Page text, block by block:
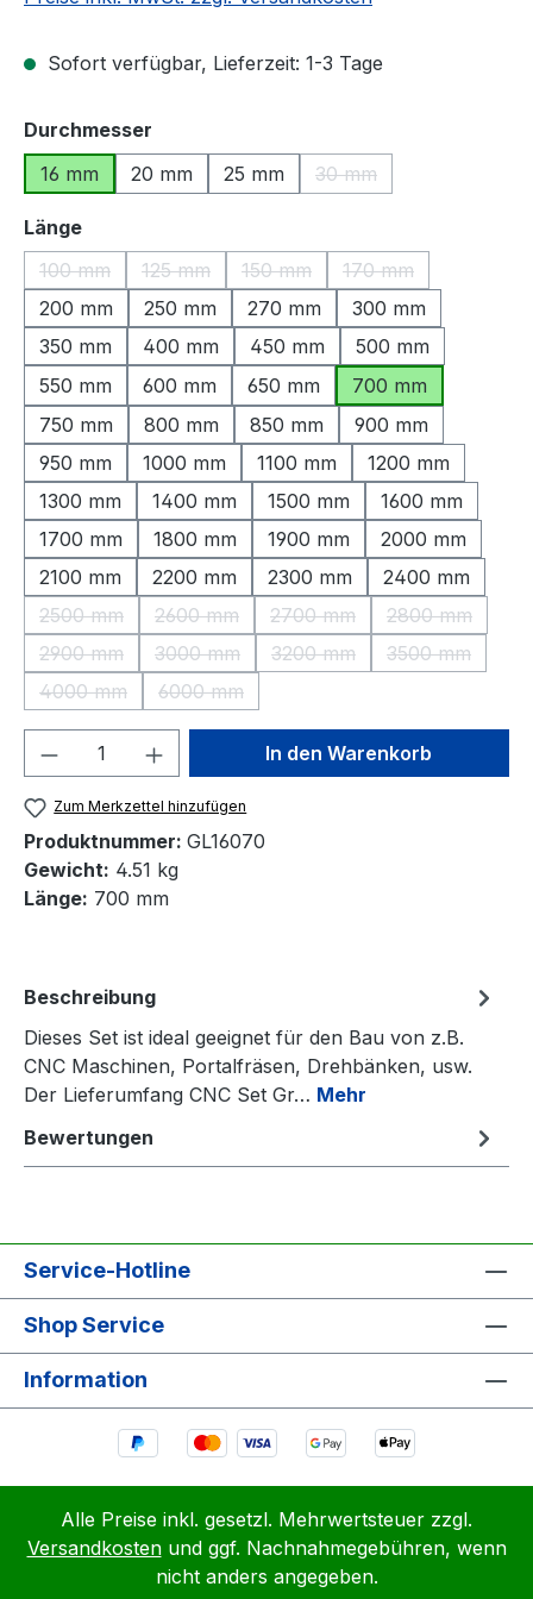
Sofort verfügbar, Lieferzeit: 1-3 Tage
Durchmesser
16 mm
20 mm 25 mm 30 mm
(Diese Option ist
Längeauswählen
100 mm
(Diese Option ist zurzeit nicht verfügbar.)
125 mm
(Diese Option ist zurzeit nicht verfügbar.)
150 mm
(Diese Option ist zurzeit nicht
170 mm
(Diese Option ist
200 mm 250 mm 270 mm
300 mm
350 mm
400 mm 450 mm
500 mm
550 mm
600 mm 650 mm
700 mm
750 mm
800 mm 850 mm
900 mm
950 mm
1000 mm 1100 mm
1200 mm
1300 mm
1400 mm 1500 mm
1600 mm
1700 mm
1800 mm 1900 mm
2000 mm
2100 mm
2200 mm 2300 mm
2400 mm
2500 mm
(Diese Option ist zurzeit nicht verfügbar.)
2600 mm
(Diese Option ist zurzeit nicht verfügbar.)
2700 mm
(Diese Option ist zurzeit
2800 mm
(Diese
2900 mm
(Diese Option ist zurzeit nicht verfügbar.)
3000 mm
(Diese Option ist zurzeit nicht verfügbar.)
3200 mm
(Diese Option ist zurzeit
3500 mm
(Diese
4000 mm
(Diese Option ist zurzeit nicht verfügbar.)
6000 mm
(Diese Option ist zurzeit nicht verfügbar.)
Produkt Anzahl: Gib denIn den Warenkorb
Zum Merkzettel hinzufügen
Produktnummer: GL16070
Gewicht: 4.51 kg
Länge: 700 mm
Beschreibung
Dieses Set ist ideal geeignet für den Bau von z.B.
CNC Maschinen, Portalfräsen, Drehbänken, usw.
Der Lieferumfang CNC Set Gr… Mehr
Bewertungen
Service-Hotline
Shop Service
Information
Alle Preise inkl. gesetzl. Mehrwertsteuer zzgl.
Versandkostenund ggf. Nachnahmegebühren, wenn
nicht anders angegeben.